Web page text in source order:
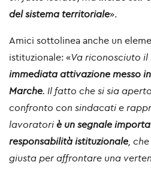
del sistema territoriale».
Amici sottolinea anche un
istituzionale: «Va riconosciuto
immediata attivazione messo
Marche. Il fatto che si sia
confronto con sindacati e
lavoratori è un segnale
responsabilità istituzionale ,
giusta per affrontare una